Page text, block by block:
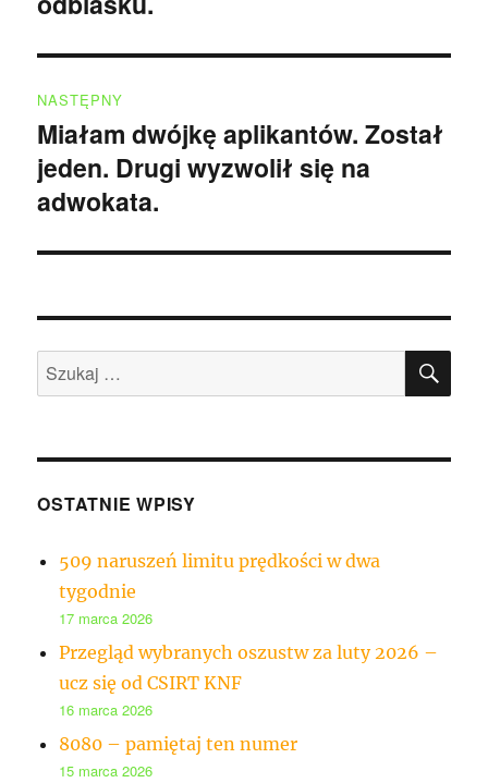
NASTĘPNY
Następny
wpis:
Miałam dwójkę aplikantów. Został
jeden. Drugi wyzwolił się na
adwokata.
Szukaj:
OSTATNIE WPISY
509 naruszeń limitu prędkości w dwa
tygodnie
17 marca 2026
Przegląd wybranych oszustw za luty 2026 –
ucz się od CSIRT KNF
16 marca 2026
8080 – pamiętaj ten numer
15 marca 2026